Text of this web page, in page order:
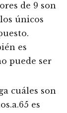
de 9 son
los únicos
es
puede ser
cuáles son
es